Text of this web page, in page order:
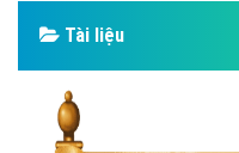
Tài liệu